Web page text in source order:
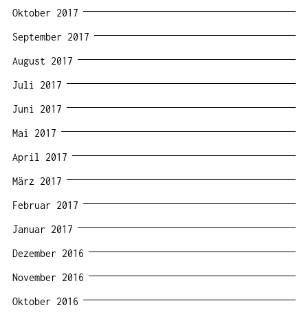
Oktober 2017
September 2017
August 2017
Juli 2017
Juni 2017
Mai 2017
April 2017
März 2017
Februar 2017
Januar 2017
Dezember 2016
November 2016
Oktober 2016